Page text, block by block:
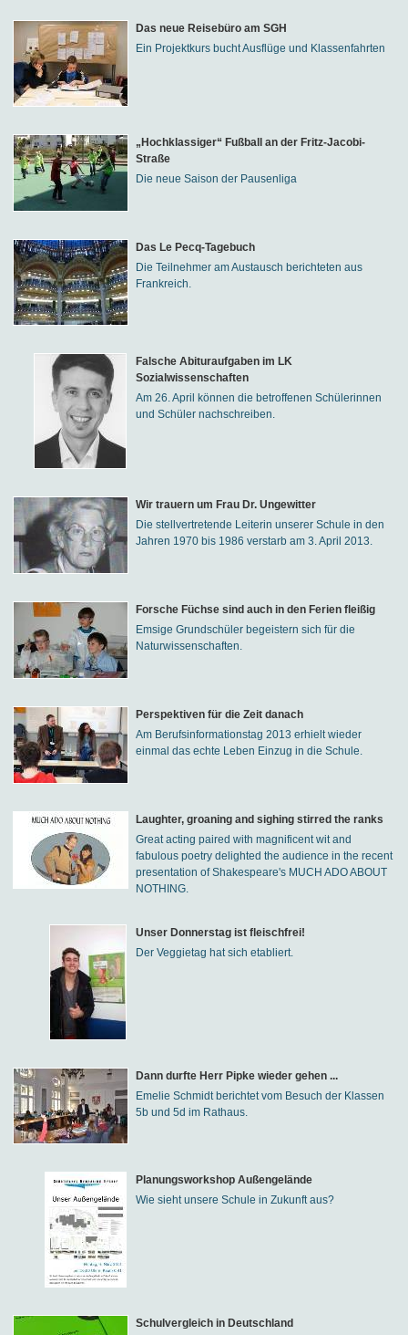
Das neue Reisebüro am SGH
Ein Projektkurs bucht Ausflüge und Klassenfahrten
„Hochklassiger“ Fußball an der Fritz-Jacobi-
Straße
Die neue Saison der Pausenliga
Das Le Pecq-Tagebuch
Die Teilnehmer am Austausch berichteten aus
Frankreich.
Falsche Abituraufgaben im LK
Sozialwissenschaften
Am 26. April können die betroffenen Schülerinnen
und Schüler nachschreiben.
Wir trauern um Frau Dr. Ungewitter
Die stellvertretende Leiterin unserer Schule in den
Jahren 1970 bis 1986 verstarb am 3. April 2013.
Forsche Füchse sind auch in den Ferien fleißig
Emsige Grundschüler begeistern sich für die
Naturwissenschaften.
Perspektiven für die Zeit danach
Am Berufsinformationstag 2013 erhielt wieder
einmal das echte Leben Einzug in die Schule.
Laughter, groaning and sighing stirred the ranks
Great acting paired with magnificent wit and
fabulous poetry delighted the audience in the recent
presentation of Shakespeare's MUCH ADO ABOUT
NOTHING.
Unser Donnerstag ist fleischfrei!
Der Veggietag hat sich etabliert.
Dann durfte Herr Pipke wieder gehen ...
Emelie Schmidt berichtet vom Besuch der Klassen
5b und 5d im Rathaus.
Planungsworkshop Außengelände
Wie sieht unsere Schule in Zukunft aus?
Schulvergleich in Deutschland